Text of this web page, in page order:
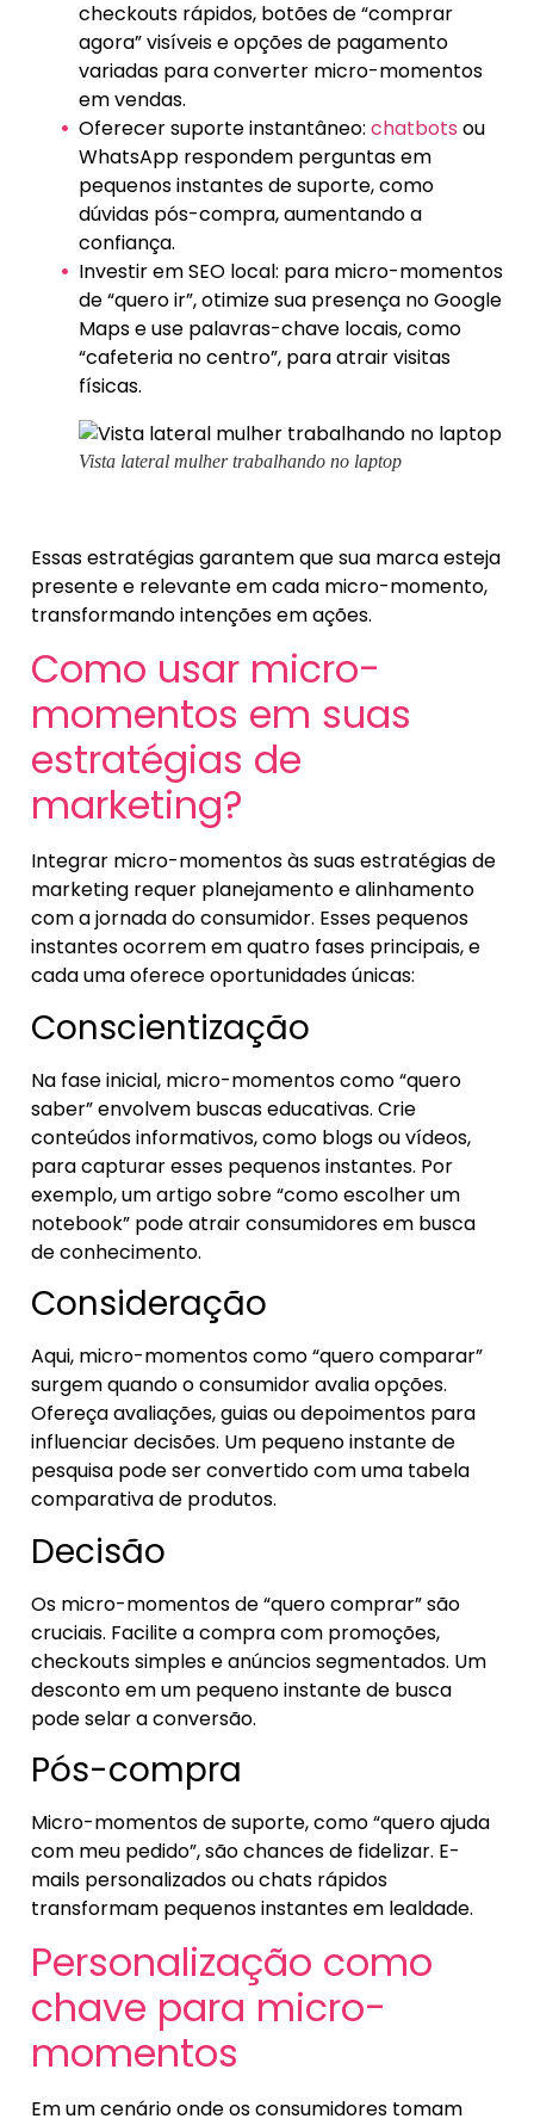
checkouts rápidos, botões de “comprar
agora” visíveis e opções de pagamento
variadas para converter micro-momentos
em vendas.
Oferecer suporte instantâneo: chatbots ou
WhatsApp respondem perguntas em
pequenos instantes de suporte, como
dúvidas pós-compra, aumentando a
confiança.
Investir em SEO local: para micro-momentos
de “quero ir”, otimize sua presença no Google
Maps e use palavras-chave locais, como
“cafeteria no centro”, para atrair visitas
físicas.
Vista lateral mulher trabalhando no laptop
Essas estratégias garantem que sua marca esteja
presente e relevante em cada micro-momento,
transformando intenções em ações.
Como usar micro-
momentos em suas
estratégias de
marketing?
Integrar micro-momentos às suas estratégias de
marketing requer planejamento e alinhamento
com a jornada do consumidor. Esses pequenos
instantes ocorrem em quatro fases principais, e
cada uma oferece oportunidades únicas:
Conscientização
Na fase inicial, micro-momentos como “quero
saber” envolvem buscas educativas. Crie
conteúdos informativos, como blogs ou vídeos,
para capturar esses pequenos instantes. Por
exemplo, um artigo sobre “como escolher um
notebook” pode atrair consumidores em busca
de conhecimento.
Consideração
Aqui, micro-momentos como “quero comparar”
surgem quando o consumidor avalia opções.
Ofereça avaliações, guias ou depoimentos para
influenciar decisões. Um pequeno instante de
pesquisa pode ser convertido com uma tabela
comparativa de produtos.
Decisão
Os micro-momentos de “quero comprar” são
cruciais. Facilite a compra com promoções,
checkouts simples e anúncios segmentados. Um
desconto em um pequeno instante de busca
pode selar a conversão.
Pós-compra
Micro-momentos de suporte, como “quero ajuda
com meu pedido”, são chances de fidelizar. E-
mails personalizados ou chats rápidos
transformam pequenos instantes em lealdade.
Personalização como
chave para micro-
momentos
Em um cenário onde os consumidores tomam